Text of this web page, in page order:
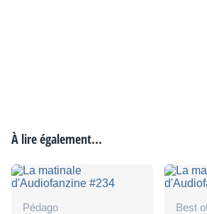
À lire également...
Pédago
Best